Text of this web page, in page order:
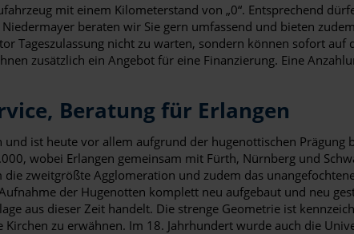
mit einem Kilometerstand von „0“. Entsprechend
beraten wir Sie gern umfassend und bieten
Tageszulassung nicht zu warten, sondern können sofort
zusätzlich ein Angebot für eine Finanzierung. Eine
Beratung für Erlangen
und ist heute vor allem aufgrund der hugenottischen
wobei Erlangen gemeinsam mit Fürth, Nürnberg und
zweitgrößte Agglomeration und zudem das
der Hugenotten komplett neu aufgebaut und neu
aus dieser Zeit handelt. Die strenge Geometrie ist
zu erwähnen. Im 18. Jahrhundert wurde auch die